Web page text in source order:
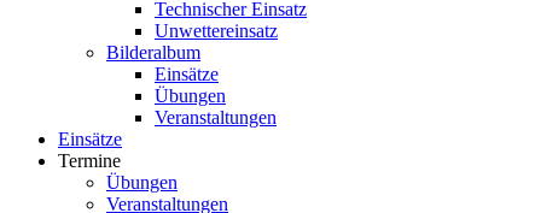
Technischer Einsatz
Unwettereinsatz
Bilderalbum
Einsätze
Übungen
Veranstaltungen
Einsätze
Termine
Übungen
Veranstaltungen